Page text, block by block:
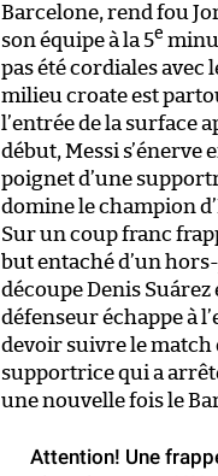
Barcelone, rend fou
son équipe à la 5e
pas été cordiales avec
milieu croate est
l’entrée de la surface
début, Messi
poignet d’une
domine le champion
Sur un coup franc
but entaché d’un
découpe Denis
défenseur échappe à
devoir suivre le match
supportrice qui a
une nouvelle fois le
Attention! Une